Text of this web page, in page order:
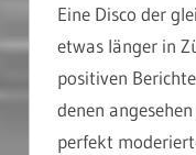
Eine Disco der
etwas länger in
positiven
denen
perfekt